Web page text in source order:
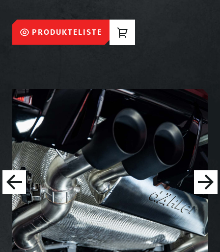
PRODUKTELISTE